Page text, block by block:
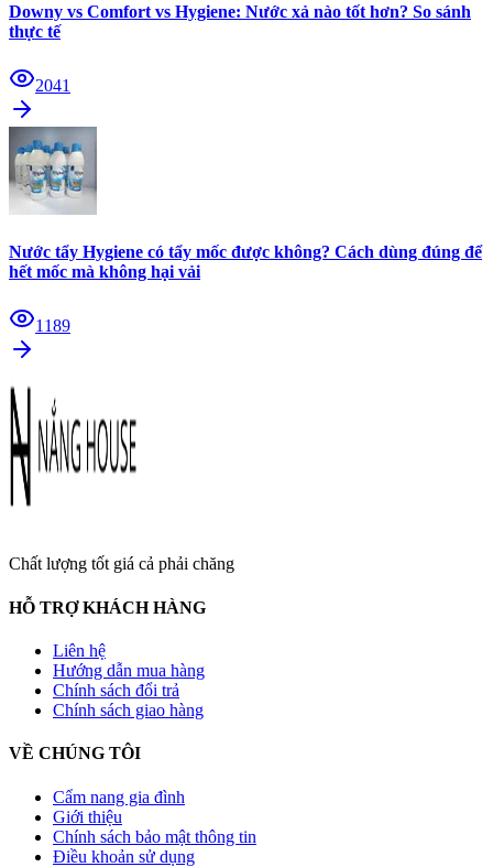
Downy vs Comfort vs Hygiene: Nước xả nào tốt hơn? So sánh
thực tế
2041
Nước tẩy Hygiene có tẩy mốc được không? Cách dùng đúng để
hết mốc mà không hại vải
1189
Chất lượng tốt giá cả phải chăng
HỖ TRỢ KHÁCH HÀNG
Liên hệ
Hướng dẫn mua hàng
Chính sách đổi trả
Chính sách giao hàng
VỀ CHÚNG TÔI
Cẩm nang gia đình
Giới thiệu
Chính sách bảo mật thông tin
Điều khoản sử dụng